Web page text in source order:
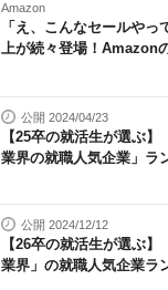
Amazon
「え、こんなセールや
上が続々登場！Amazon
公開 2024/04/23
【25卒の就活生が選ぶ】
業界の就職人気企業」ラ
公開 2024/12/12
【26卒の就活生が選ぶ】
業界」の就職人気企業ラ